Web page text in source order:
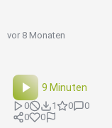
vor 8 Monaten
9 Minuten
0 1 0
0
0
0